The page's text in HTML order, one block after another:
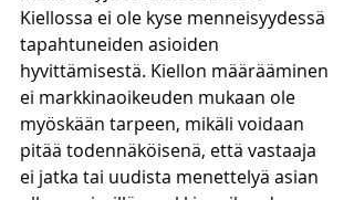
Kiellossa ei ole kyse menneisyydessä
tapahtuneiden asioiden
hyvittämisestä. Kiellon määrääminen
ei markkinaoikeuden mukaan ole
myöskään tarpeen, mikäli voidaan
pitää todennäköisenä, että vastaaja
ei jatka tai uudista menettelyä asian